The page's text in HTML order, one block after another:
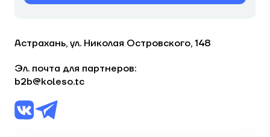
Астрахань, ул. Николая Островского, 148
Эл. почта для партнеров:
b2b@koleso.tc